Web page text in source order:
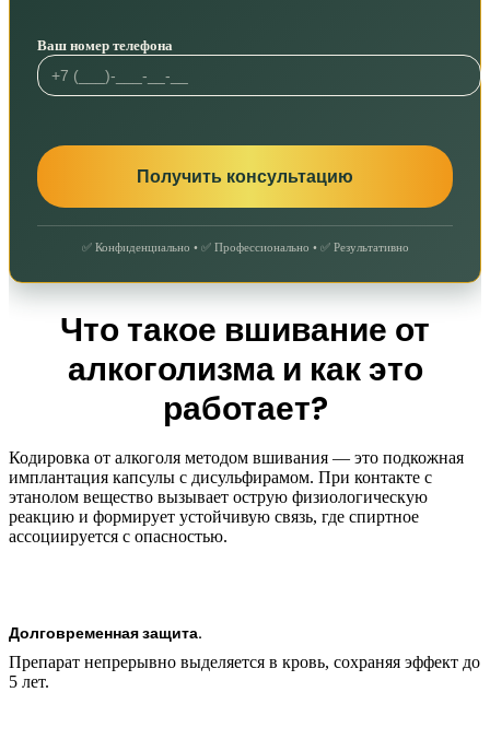
Ваш номер телефона
✅ Конфиденциально • ✅ Профессионально • ✅ Результативно
Что такое вшивание от
алкоголизма и как это
работает?
Кодировка от алкоголя методом вшивания — это подкожная
имплантация капсулы с дисульфирамом. При контакте с
этанолом вещество вызывает острую физиологическую
реакцию и формирует устойчивую связь, где спиртное
ассоциируется с опасностью.
Долговременная защита.
Препарат непрерывно выделяется в кровь, сохраняя эффект до
5 лет.